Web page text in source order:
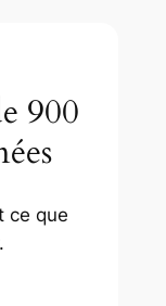
900
ce que